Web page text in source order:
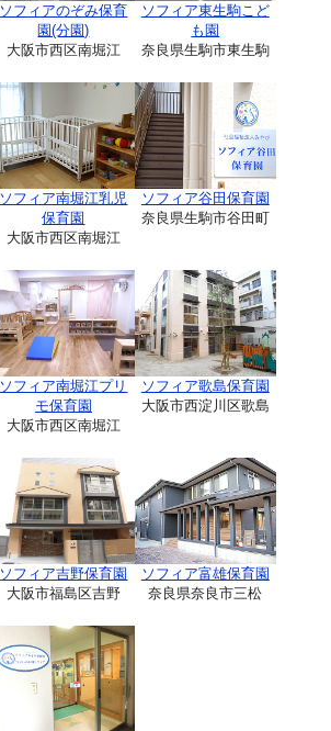
ソフィアのぞみ保育
園(分園)
大阪市西区南堀江
ソフィア東生駒こど
も園
奈良県生駒市東生駒
ソフィア南堀江乳児
保育園
大阪市西区南堀江
ソフィア谷田保育園
奈良県生駒市谷田町
ソフィア南堀江プリ
モ保育園
大阪市西区南堀江
ソフィア歌島保育園
大阪市西淀川区歌島
ソフィア吉野保育園
大阪市福島区吉野
ソフィア富雄保育園
奈良県奈良市三松